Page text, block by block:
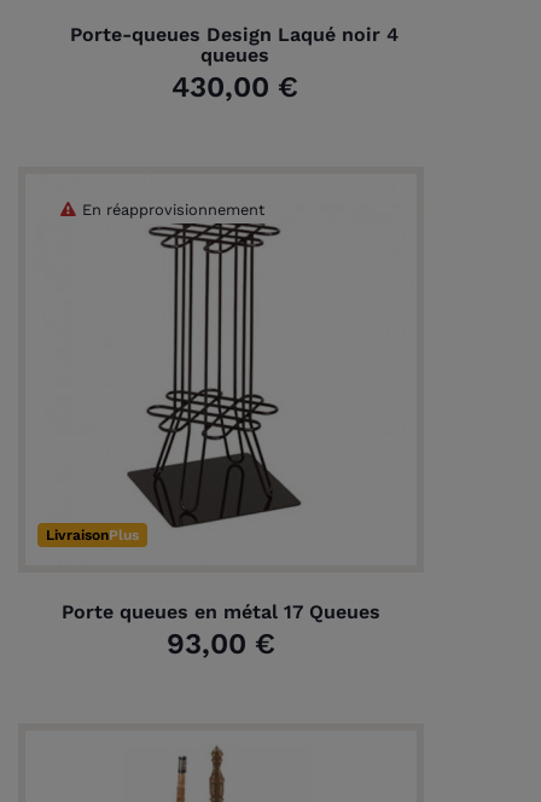
Porte-queues Design Laqué noir 4
queues
430,00 €
LivraisonPlus
Porte queues en métal 17 Queues
93,00 €
En réapprovisionnement